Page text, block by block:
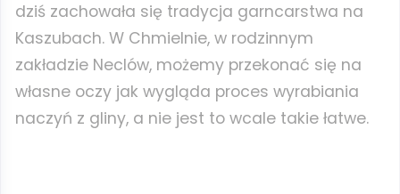
dziś zachowała się tradycja garncarstwa na
Kaszubach. W Chmielnie, w rodzinnym
zakładzie Neclów, możemy przekonać się na
własne oczy jak wygląda proces wyrabiania
naczyń z gliny, a nie jest to wcale takie łatwe.